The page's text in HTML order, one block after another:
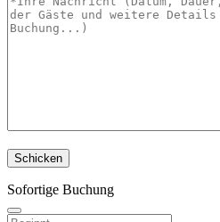
Sofortige Buchung